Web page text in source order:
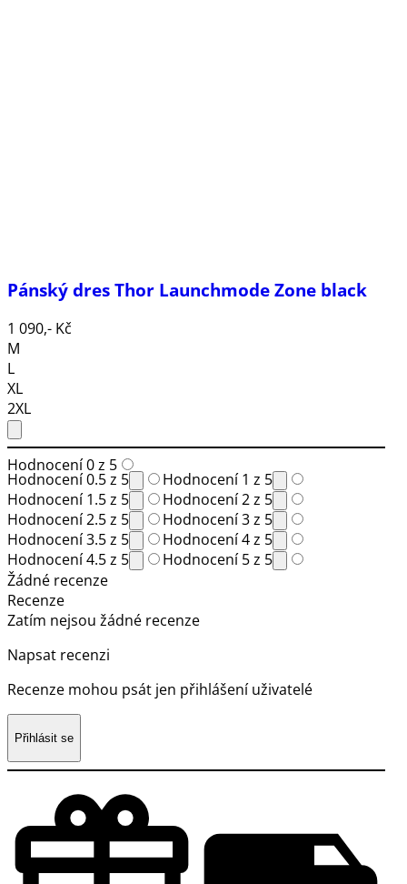
Pánský dres Thor Launchmode Zone black
1 090,- Kč
M
L
XL
2XL
Hodnocení 0 z 5
Hodnocení 0.5 z 5
Hodnocení 1 z 5
Hodnocení 1.5 z 5
Hodnocení 2 z 5
Hodnocení 2.5 z 5
Hodnocení 3 z 5
Hodnocení 3.5 z 5
Hodnocení 4 z 5
Hodnocení 4.5 z 5
Hodnocení 5 z 5
Žádné recenze
Recenze
Zatím nejsou žádné recenze
Napsat recenzi
Recenze mohou psát jen přihlášení uživatelé
Přihlásit se